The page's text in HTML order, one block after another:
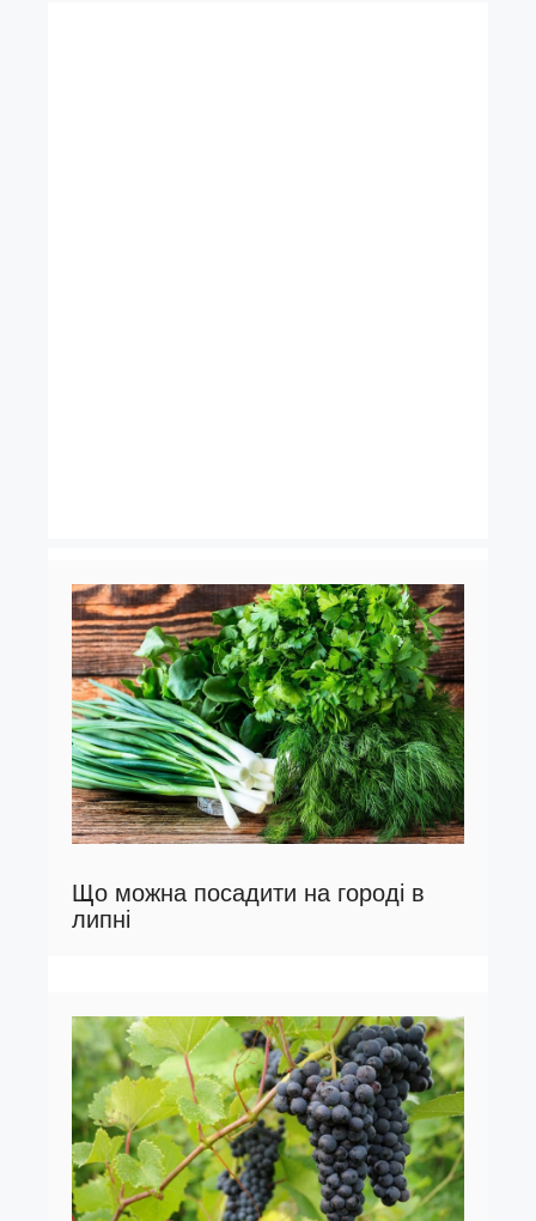
Що можна посадити на городі в
липні